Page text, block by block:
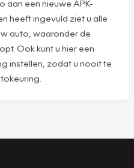
aan een nieuwe APK-
heeft ingevuld ziet u alle
auto, waaronder de
Ook kunt u hier een
instellen, zodat u nooit te